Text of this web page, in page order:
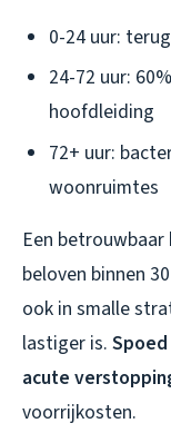
0-24 uur:
24-72 uur:
hoofdleiding
72+ uur:
woonruimtes
Een
beloven binnen
ook in smalle
lastiger is.
acute
voorrijkosten.